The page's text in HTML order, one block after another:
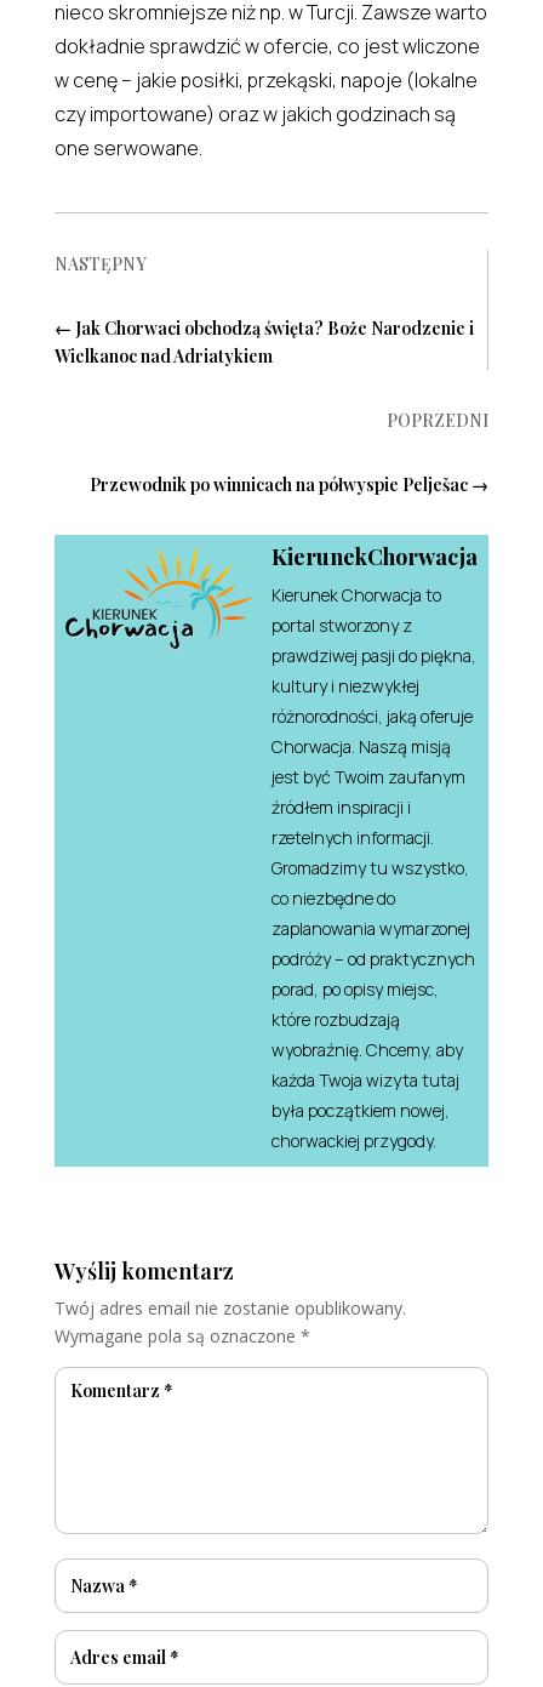
nieco skromniejsze niż np. w Turcji. Zawsze warto
dokładnie sprawdzić w ofercie, co jest wliczone
w cenę – jakie posiłki, przekąski, napoje (lokalne
czy importowane) oraz w jakich godzinach są
one serwowane.
NASTĘPNY
← Jak Chorwaci obchodzą święta? Boże Narodzenie i
Wielkanoc nad Adriatykiem
POPRZEDNI
Przewodnik po winnicach na półwyspie Pelješac →
KierunekChorwacja
Kierunek Chorwacja to
portal stworzony z
prawdziwej pasji do piękna,
kultury i niezwykłej
różnorodności, jaką oferuje
Chorwacja. Naszą misją
jest być Twoim zaufanym
źródłem inspiracji i
rzetelnych informacji.
Gromadzimy tu wszystko,
co niezbędne do
zaplanowania wymarzonej
podróży – od praktycznych
porad, po opisy miejsc,
które rozbudzają
wyobraźnię. Chcemy, aby
każda Twoja wizyta tutaj
była początkiem nowej,
chorwackiej przygody.
Wyślij komentarz
Twój adres email nie zostanie opublikowany.
Wymagane pola są oznaczone *